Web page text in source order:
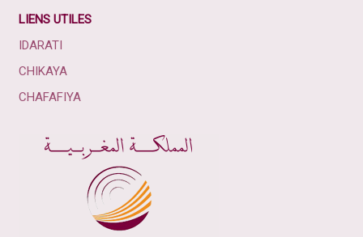
LIENS UTILES
IDARATI
CHIKAYA
CHAFAFIYA